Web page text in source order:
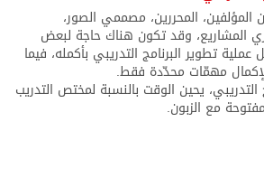
المحررين، مصممي الصور،
المشاريع، وقد تكون هناك حاجة لبعض
تطوير البرنامج التدريبي بأكمله، فيما
مهمّات محدّدة فقط.
التدريبي، يحين الوقت بالنسبة لمختص التدريب
مع الزبون.